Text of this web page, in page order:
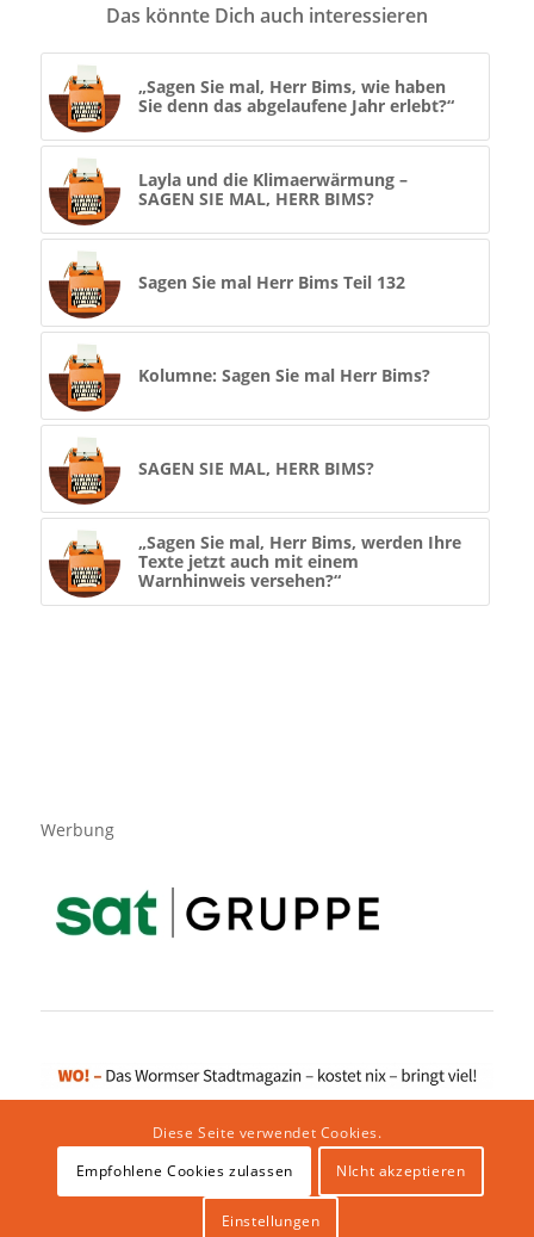
Das könnte Dich auch interessieren
„Sagen Sie mal, Herr Bims, wie haben
Sie denn das abgelaufene Jahr erlebt?“
Layla und die Klimaerwärmung –
SAGEN SIE MAL, HERR BIMS?
Sagen Sie mal Herr Bims Teil 132
Kolumne: Sagen Sie mal Herr Bims?
SAGEN SIE MAL, HERR BIMS?
„Sagen Sie mal, Herr Bims, werden Ihre
Texte jetzt auch mit einem
Warnhinweis versehen?“
Werbung
Impressum|Datenschutzerklärung|Website von klicklabor.de |
Diese Seite verwendet Cookies.
Empfohlene Cookies zulassen
NIcht akzeptieren
Einstellungen